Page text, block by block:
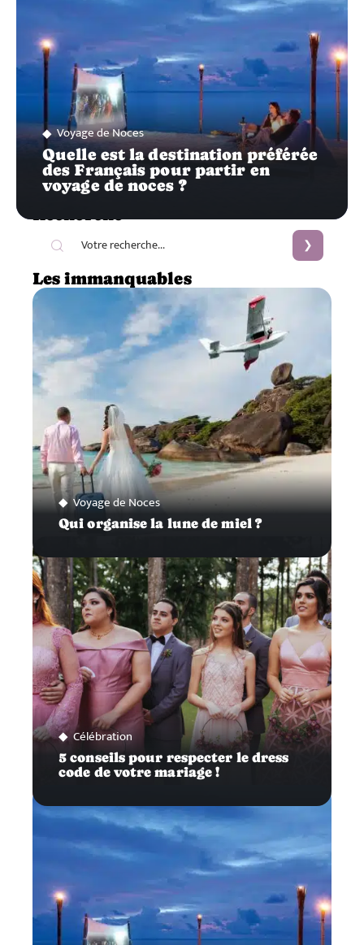
Voyage de Noces
Quelle est la destination préférée
des Français pour partir en
voyage de noces ?
Recherche
Les immanquables
Voyage de Noces
Qui organise la lune de miel ?
Célébration
5 conseils pour respecter le dress
code de votre mariage !